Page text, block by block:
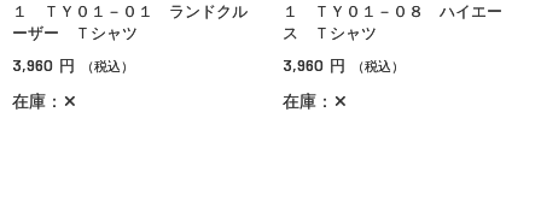
１ ＴＹ０１－０１ ランドクル
ーザー Ｔシャツ
3,960 円 （税込）
在庫：✕
１ ＴＹ０１－０８ ハイエー
ス Ｔシャツ
3,960 円 （税込）
在庫：✕